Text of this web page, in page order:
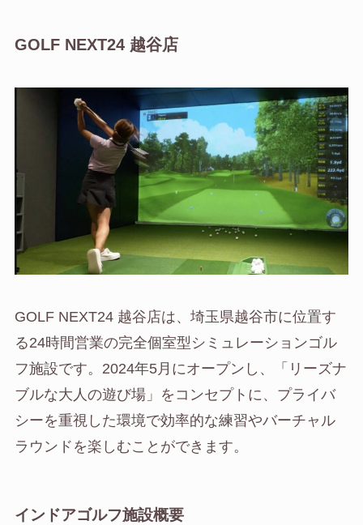
GOLF NEXT24 越谷店
GOLF NEXT24 越谷店は、埼玉県越谷市に位置す
る24時間営業の完全個室型シミュレーションゴル
フ施設です。2024年5月にオープンし、「リーズナ
ブルな大人の遊び場」をコンセプトに、プライバ
シーを重視した環境で効率的な練習やバーチャル
ラウンドを楽しむことができます。
インドアゴルフ施設概要